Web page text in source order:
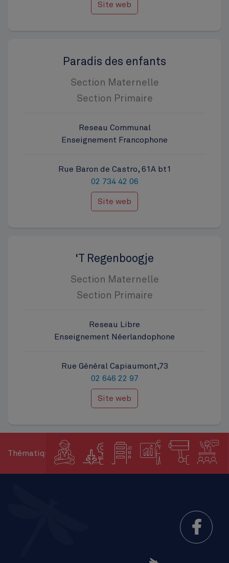
Site web
Paradis des enfants
Section Maternelle
Section Primaire
Reseau Communal
Enseignement Francophone
Rue Baron de Castro, 61A bt1
02 734 42 06
Site web
‘T Regenboogje
Section Maternelle
Section Primaire
Reseau Libre
Enseignement Néerlandophone
Rue Général Capiaumont,73
02 646 22 97
Site web
Thématiques